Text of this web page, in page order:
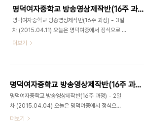
오늘 촬영을 진행하게 됬습니다. 대표님은 학생들이
준비 한 영상 키워드 중에서 1학년 최이주 학생의 '감
정'을 선택 했습니다. 이제 최이주 학생이 감독이 되
어 '감정'이라는 키워드에 맞는 주제를 찾기 위해 토
론을 진행했습니다. 그렇게 나온 주제는 "표현하지
콘티를 그렸습니다. 학생들이 만든 콘티중에서 우예
명덕여자중학교 방송영상제작반(16주 과정) - 3일차 (2015.04.11)
명덕여자중학교 방송영상제작반(16주 과정) - 3일
차 (2015.04.11) 오늘은 명덕여중에서 정식으로 두
번째 강의가 있는 날입니다. 따뜻한 봄 기운을 느끼며
다. 지난주 대표님이 내주셨던 미션! 바로 자신이 평
소에 찍어보고 싶었던 영상을 생각해서 오는 것이 였
습니다. 미션을 보아하니 오늘 어떤 주제로 수업이 진
행되었는지 느낌이 오시나요? 오늘의 수업주제는 '기
획'입니다. 저희 대표님은 기획이란, 영상촬영의 모든
더보기
명덕여자중학교 방송영상제작반(16주 과정) - 2일차 (2015.04.04)
명덕여자중학교 방송영상제작반(16주 과정) - 2일
차 (2015.04.04) 오늘은 명덕여중에서 정식으로
첫번째 강의가 있는 날입니다. 저희 대표님과 함께 기
더보기